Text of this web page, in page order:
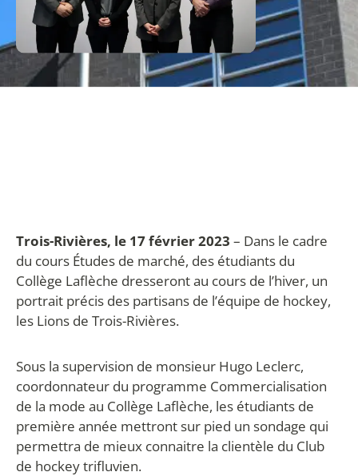
Trois-Rivières, le 17 février 2023 – Dans le cadre
du cours Études de marché, des étudiants du
Collège Laflèche dresseront au cours de l’hiver, un
portrait précis des partisans de l’équipe de hockey,
les Lions de Trois-Rivières.
Sous la supervision de monsieur Hugo Leclerc,
coordonnateur du programme Commercialisation
de la mode au Collège Laflèche, les étudiants de
première année mettront sur pied un sondage qui
permettra de mieux connaitre la clientèle du Club
de hockey trifluvien.